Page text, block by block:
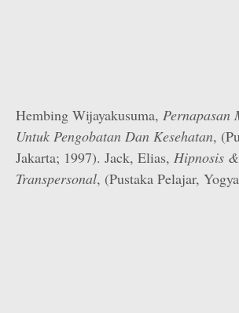
Hembing Wijayakusuma, Pernapasan
Untuk Pengobatan Dan Kesehatan,
Jakarta; 1997). Jack, Elias, Hipnosis
Transpersonal, (Pustaka Pelajar,